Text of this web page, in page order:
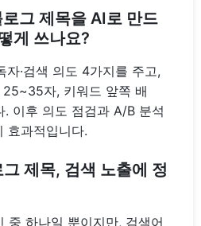
그 제목을 AI로 만드
게 쓰나요?
자·검색 의도 4가지를 주고,
자, 키워드 앞쪽 배
. 이후 의도 점검과 A/B 분석
효과적입니다.
제목, 검색 노출에 정
중 하나일 뿐이지만, 검색어